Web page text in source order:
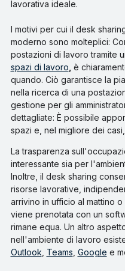
lavorativa ideale.
I motivi per cui il desk
moderno sono molteplici:
postazioni di lavoro tramite
spazi di lavoro è
quando. Ciò garantisce la
nella ricerca di una
gestione per gli
dettagliate: È possibile
spazi e, nel migliore dei
La trasparenza
interessante sia per
Inoltre, il desk sharing
risorse lavorative,
arrivino in ufficio al mattino
viene prenotata con un
rimane equa. Un altro
nell'ambiente di lavoro
Outlook Teams Google e